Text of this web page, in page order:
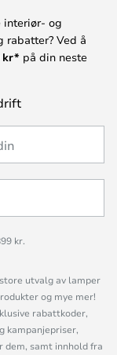
interiør- og
rabatter? Ved å
kr* på din neste
kr.
utvalg av lamper
og mye mer!
rabattkoder,
kampanjepriser,
dem, samt innhold fra